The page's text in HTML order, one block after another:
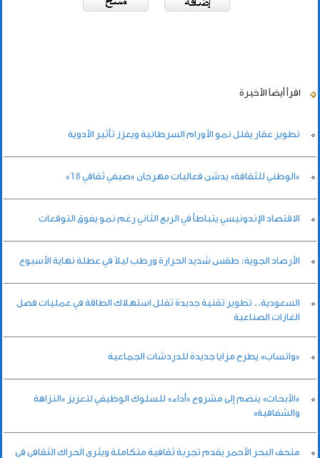
اقرأ أيضاً الأخيرة
تطوير عقار يقلل نمو الأورام السرطانية ويعزز تأثير الأدوية
«الوطني للثقافة» يدشن فعاليات مهرجان «صيفي ثقافي 18»
الاقتصاد الإندونيسي يتباطأ في الربع الثاني رغم نمو يفوق التوقعات
الأرصاد الجوية: طقس شديد الحرارة ورطب ليلاً في عطلة نهاية الأسبوع
السعودية.. تطوير تقنية جديدة تقلل استهلاك الطاقة في عمليات فصل
الغازات الصناعية
«واتساب» يطرح مزايا جديدة للدردشات الجماعية
«الأبحاث» ينضم إلى مشروع «أداء» للسلوك الوظيفي لتعزيز «النزاهة
والشفافية»
متحف البحر الأحمر يقدم تجربة ثقافية متكاملة ويثري الحراك الثقافي في